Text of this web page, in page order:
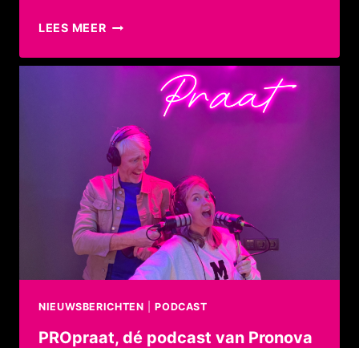
LEES MEERPROPRAAT,
PODCAST
PRONOVA
NIEUWSBERICHTEN |PODCAST
PROpraat, dé podcast van Pronova